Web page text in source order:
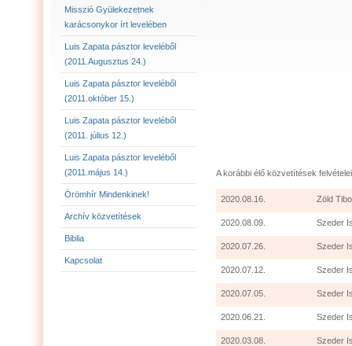
Misszió Gyülekezetnek
karácsonykor írt levelében
Luis Zapata pásztor leveléből
(2011.Augusztus 24.)
Luis Zapata pásztor leveléből
(2011.október 15.)
Luis Zapata pásztor leveléből
(2011. július 12.)
Luis Zapata pásztor leveléből
(2011.május 14.)
Örömhír Mindenkinek!
Archív közvetítések
Biblia
Kapcsolat
A korábbi élő közvetítések
2020.08.16. Zöld
2020.08.09. Szeder
2020.07.26. Szeder
2020.07.12. Szeder
2020.07.05. Szeder
2020.06.21. Szeder
2020.03.08. Szeder